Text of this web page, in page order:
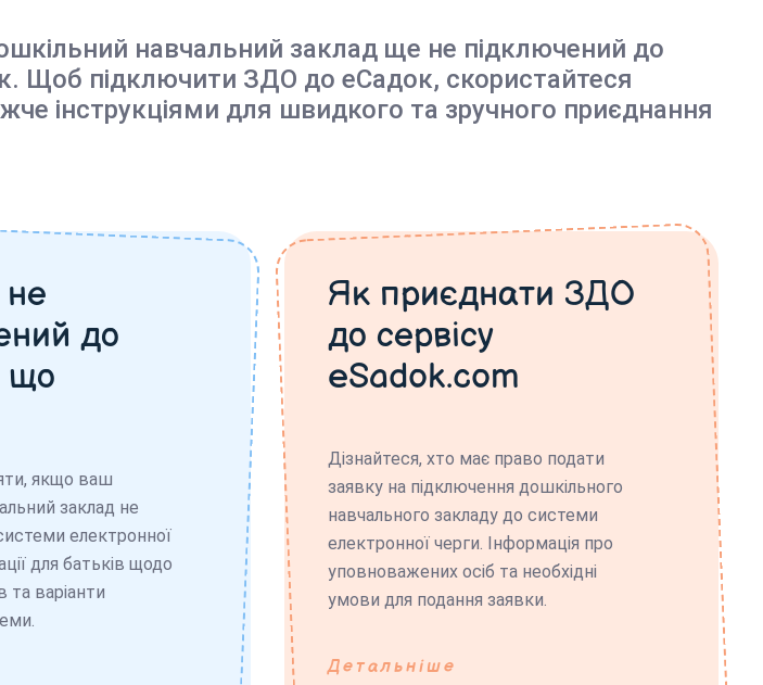
навчальний заклад ще не підключений до
Щоб підключити ЗДО до еСадок, скористайтеся
інструкціями для швидкого та зручного приєднання
до
що
якщо ваш
заклад не
електронної
для батьків щодо
та варіанти
Як приєднати ЗДО
до сервісу
eSadok.com
Дізнайтеся, хто має право подати
заявку на підключення дошкільного
навчального закладу до системи
електронної черги. Інформація про
уповноважених осіб та необхідні
умови для подання заявки.
Детальніше